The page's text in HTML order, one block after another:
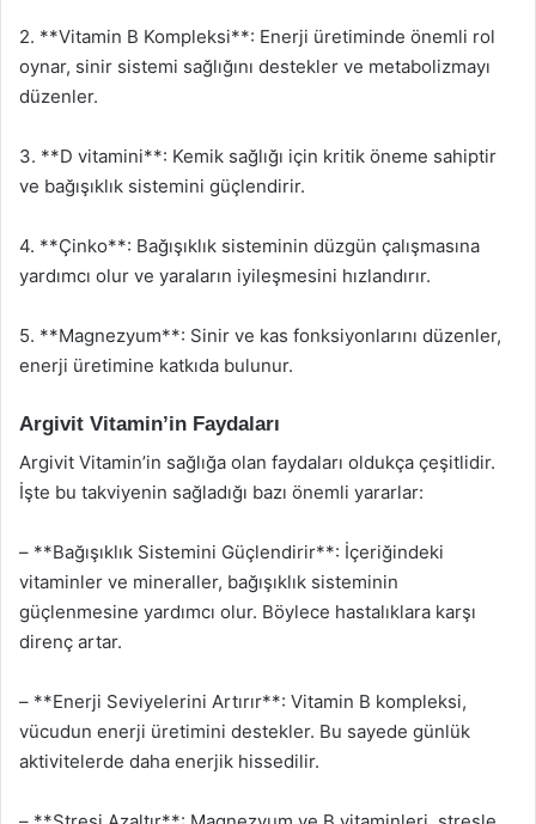
2. **Vitamin B Kompleksi**: Enerji üretiminde önemli rol
oynar, sinir sistemi sağlığını destekler ve metabolizmayı
düzenler.
3. **D vitamini**: Kemik sağlığı için kritik öneme sahiptir
ve bağışıklık sistemini güçlendirir.
4. **Çinko**: Bağışıklık sisteminin düzgün çalışmasına
yardımcı olur ve yaraların iyileşmesini hızlandırır.
5. **Magnezyum**: Sinir ve kas fonksiyonlarını düzenler,
enerji üretimine katkıda bulunur.
Argivit Vitamin’in Faydaları
Argivit Vitamin’in sağlığa olan faydaları oldukça çeşitlidir.
İşte bu takviyenin sağladığı bazı önemli yararlar:
– **Bağışıklık Sistemini Güçlendirir**: İçeriğindeki
vitaminler ve mineraller, bağışıklık sisteminin
güçlenmesine yardımcı olur. Böylece hastalıklara karşı
direnç artar.
– **Enerji Seviyelerini Artırır**: Vitamin B kompleksi,
vücudun enerji üretimini destekler. Bu sayede günlük
aktivitelerde daha enerjik hissedilir.